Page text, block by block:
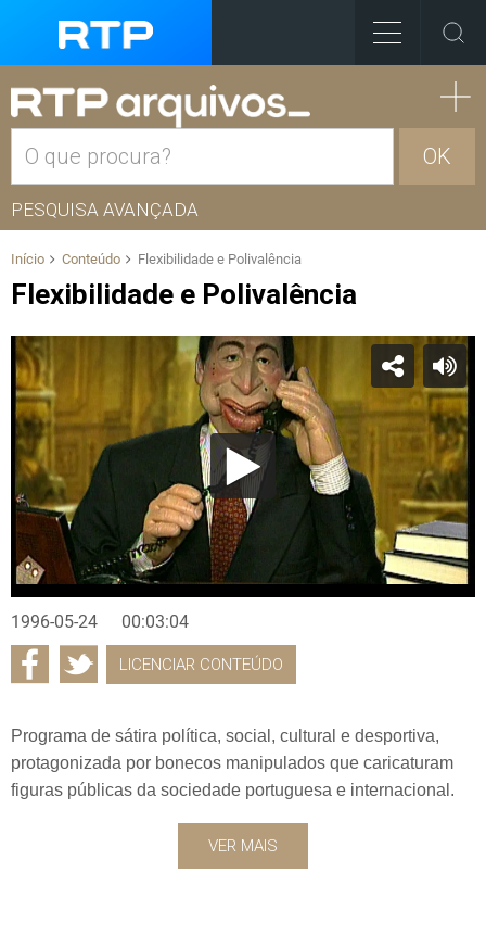
OK
PESQUISA AVANÇADA
Início Conteúdo Flexibilidade e Polivalência
Flexibilidade e Polivalência
1996-05-24 00:03:04
LICENCIAR CONTEÚDO
Programa de sátira política, social, cultural e desportiva,
protagonizada por bonecos manipulados que caricaturam
figuras públicas da sociedade portuguesa e internacional.
VER MAIS